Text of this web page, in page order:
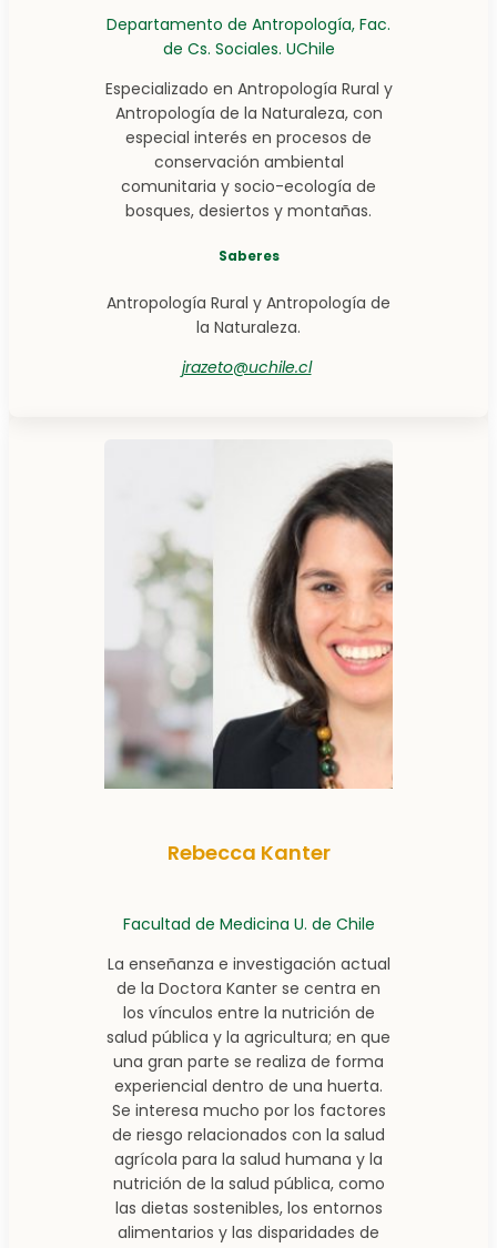
Departamento de Antropología, Fac.
de Cs. Sociales. UChile
Especializado en Antropología Rural y
Antropología de la Naturaleza, con
especial interés en procesos de
conservación ambiental
comunitaria y socio-ecología de
bosques, desiertos y montañas.
Saberes
Antropología Rural y Antropología de
la Naturaleza.
jrazeto@uchile.cl
Rebecca Kanter
Facultad de Medicina U. de Chile
La enseñanza e investigación actual
de la Doctora Kanter se centra en
los vínculos entre la nutrición de
salud pública y la agricultura; en que
una gran parte se realiza de forma
experiencial dentro de una huerta.
Se interesa mucho por los factores
de riesgo relacionados con la salud
agrícola para la salud humana y la
nutrición de la salud pública, como
las dietas sostenibles, los entornos
alimentarios y las disparidades de